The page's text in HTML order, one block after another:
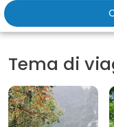
Tema di